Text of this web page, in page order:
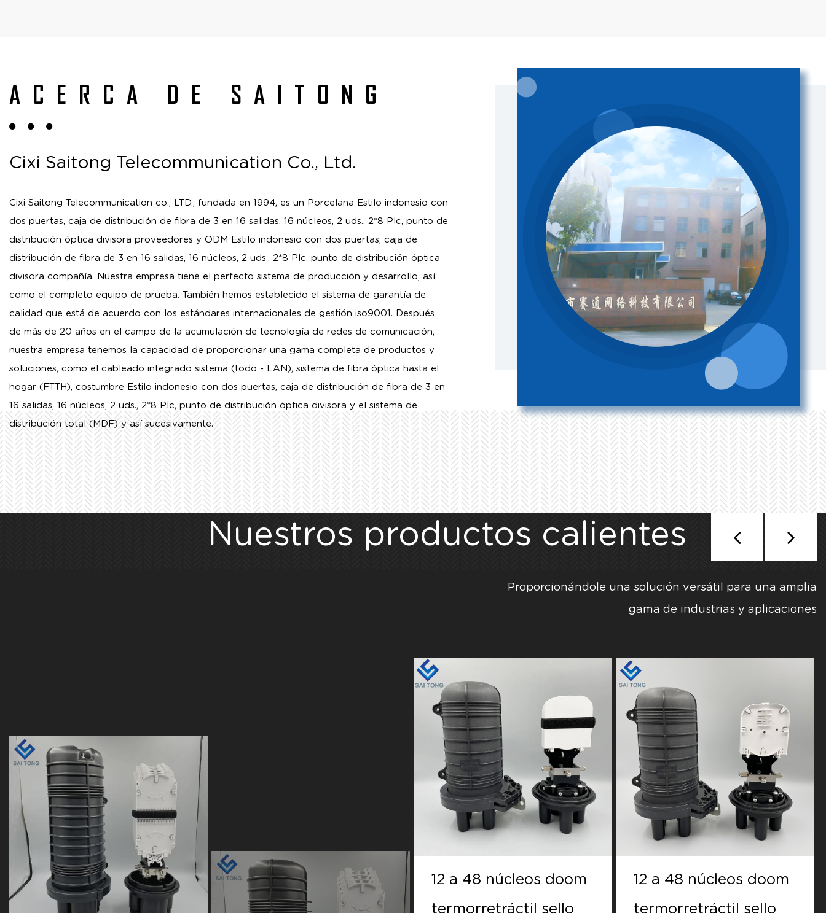
ACERCA DE SAITONG
Cixi Saitong Telecommunication Co., Ltd.
Cixi Saitong Telecommunication co., LTD., fundada en 1994, es un Porcelana Estilo indonesio con
dos puertas, caja de distribución de fibra de 3 en 16 salidas, 16 núcleos, 2 uds., 2*8 Plc, punto de
distribución óptica divisora proveedores y ODM Estilo indonesio con dos puertas, caja de
distribución de fibra de 3 en 16 salidas, 16 núcleos, 2 uds., 2*8 Plc, punto de distribución óptica
divisora compañía. Nuestra empresa tiene el perfecto sistema de producción y desarrollo, así
como el completo equipo de prueba. También hemos establecido el sistema de garantía de
calidad que está de acuerdo con los estándares internacionales de gestión iso9001. Después
de más de 20 años en el campo de la acumulación de tecnología de redes de comunicación,
nuestra empresa tenemos la capacidad de proporcionar una gama completa de productos y
soluciones, como el cableado integrado sistema (todo - LAN), sistema de fibra óptica hasta el
hogar (FTTH), costumbre Estilo indonesio con dos puertas, caja de distribución de fibra de 3 en
16 salidas, 16 núcleos, 2 uds., 2*8 Plc, punto de distribución óptica divisora y el sistema de
distribución total (MDF) y así sucesivamente.
Nuestros productos calientes
Proporcionándole una solución versátil para una amplia
gama de industrias y aplicaciones
24 48 96 144 288 core
doom sello
12 a 48 núcleos doom
termorretráctil sello
12 a 48 núcleos doom
termorretráctil sello
Doom de 12 a 48
núcleos Cierre de